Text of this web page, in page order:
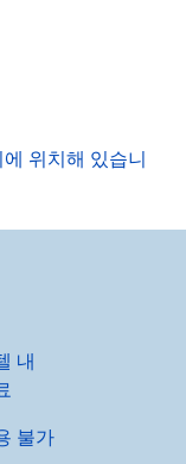
위치해 있습니
내
불가